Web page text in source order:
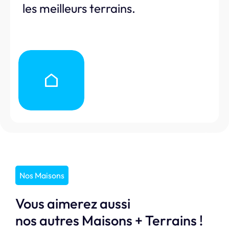
les meilleurs terrains.
Nos Maisons
Vous aimerez aussi
nos autres Maisons + Terrains !